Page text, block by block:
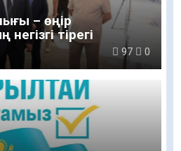
– өңір
тірегі
97 0